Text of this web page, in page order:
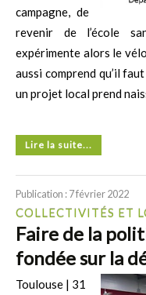
campagne, de
revenir de l’école
expérimente alors le
aussi comprend qu’il
un projet local prend
Lire la suite...
Publication : 7 février 2022
COLLECTIVITÉS ET
Faire de la
fondée sur la
Toulouse | 31